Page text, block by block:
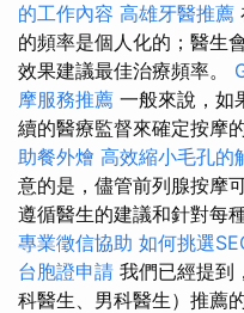
的工作內容 高雄牙醫推薦
的頻率是個人化的；醫生
效果建議最佳治療頻率。
摩服務推薦 一般來說，如
續的醫療監督來確定按摩
助餐外燴 高效縮小毛孔的
意的是，儘管前列腺按摩
遵循醫生的建議和針對每
專業徵信協助 如何挑選
台胞證申請 我們已經提到
科醫生、男科醫生）推薦